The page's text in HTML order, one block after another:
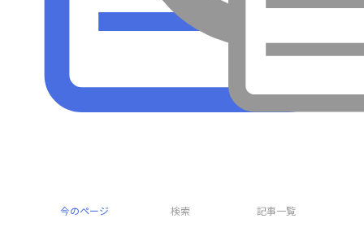
採集
今のページ 検索 記事一覧